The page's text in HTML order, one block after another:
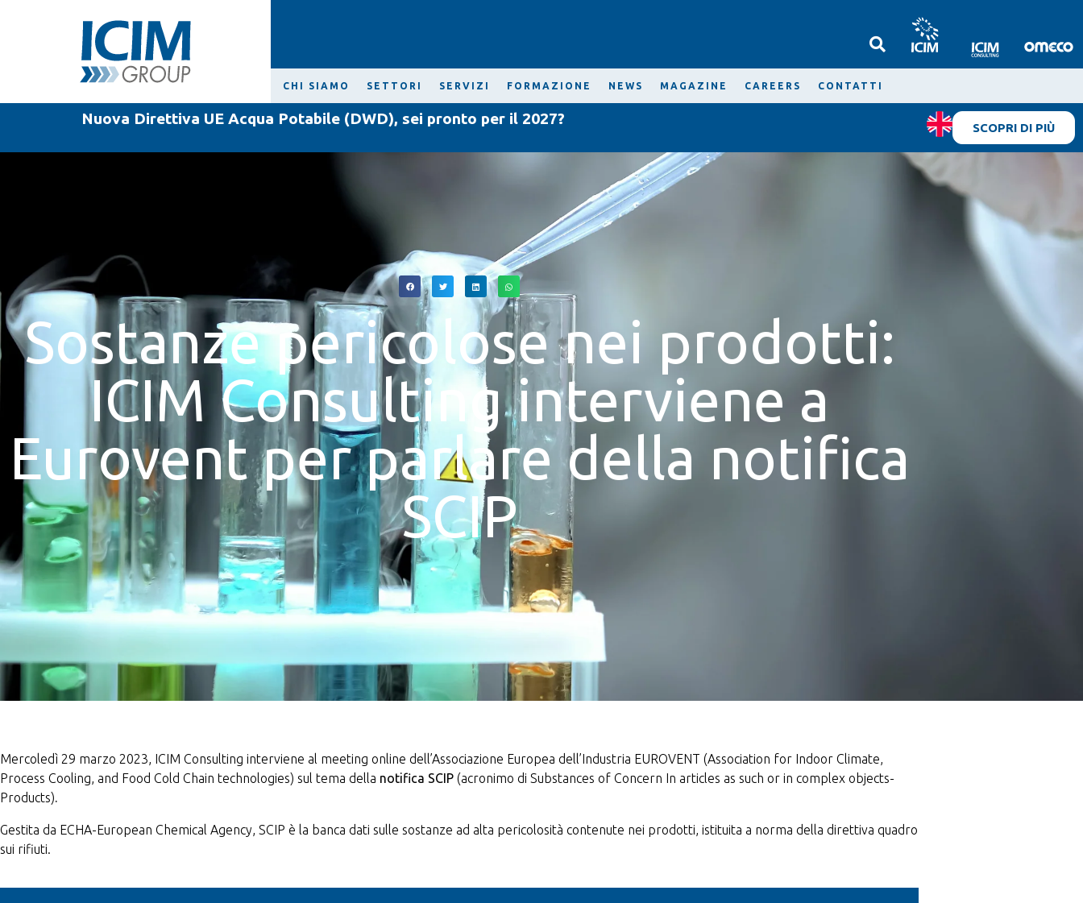
CHI SIAMO SETTORI SERVIZI FORMAZIONE NEWS MAGAZINE CAREERS CONTATTI
Nuova Direttiva UE Acqua Potabile (DWD), sei pronto per il 2027?
SCOPRI DI PIÙ
Sostanze pericolose nei prodotti:
ICIM Consulting interviene a
Eurovent per parlare della notifica
SCIP
Mercoledì 29 marzo 2023, ICIM Consulting interviene al meeting online dell’Associazione Europea dell’Industria EUROVENT (Association for Indoor Climate,
Process Cooling, and Food Cold Chain technologies) sul tema della notifica SCIP (acronimo di Substances of Concern In articles as such or in complex objects-
Products).
Gestita da ECHA-European Chemical Agency, SCIP è la banca dati sulle sostanze ad alta pericolosità contenute nei prodotti, istituita a norma della direttiva quadro
sui rifiuti.